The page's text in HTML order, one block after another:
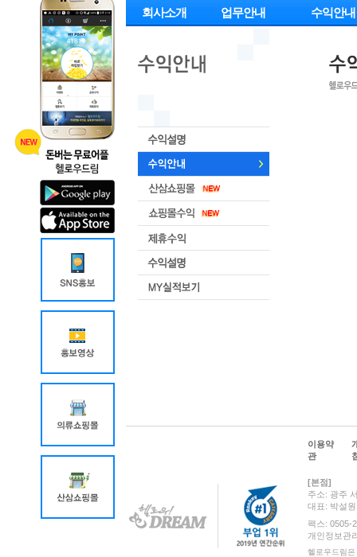
회사소개 업무안내 수익안내
이용약
관
[본점]
주소: 광주
대표: 박설
팩스: 0505-
개인정보관
헬로우드림